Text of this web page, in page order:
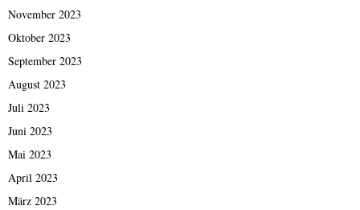
November 2023
Oktober 2023
September 2023
August 2023
Juli 2023
Juni 2023
Mai 2023
April 2023
März 2023